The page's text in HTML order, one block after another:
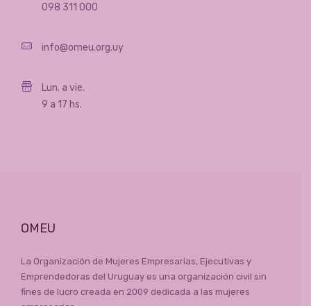
098 311 000
info@omeu.org.uy
Lun. a vie.
9 a 17 hs.
OMEU
La Organización de Mujeres Empresarias, Ejecutivas y
Emprendedoras del Uruguay es una organización civil sin
fines de lucro creada en 2009 dedicada a las mujeres